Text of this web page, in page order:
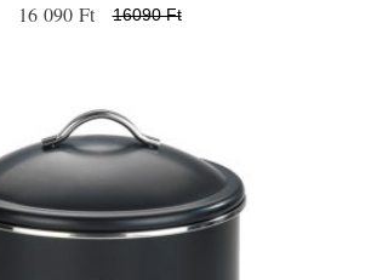
16 090 Ft 16090 Ft